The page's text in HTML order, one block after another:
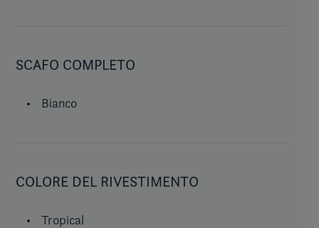
SCAFO COMPLETO
Bianco
COLORE DEL RIVESTIMENTO
Tropical